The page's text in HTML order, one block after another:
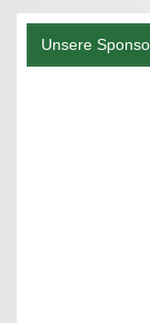
Unsere